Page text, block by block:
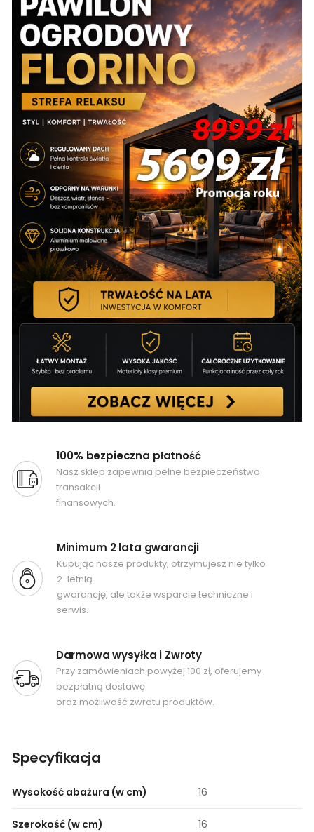
100% bezpieczna płatność
Nasz sklep zapewnia pełne bezpieczeństwo
transakcji
finansowych.
Minimum 2 lata gwarancji
Kupując nasze produkty, otrzymujesz nie tylko
2-letnią
gwarancję, ale także wsparcie techniczne i
serwis.
Darmowa wysyłka i Zwroty
Przy zamówieniach powyżej 100 zł, oferujemy
bezpłatną dostawę
oraz możliwość zwrotu produktów.
Specyfikacja
Wysokość abażura (w cm) 16
Szerokość (w cm) 16